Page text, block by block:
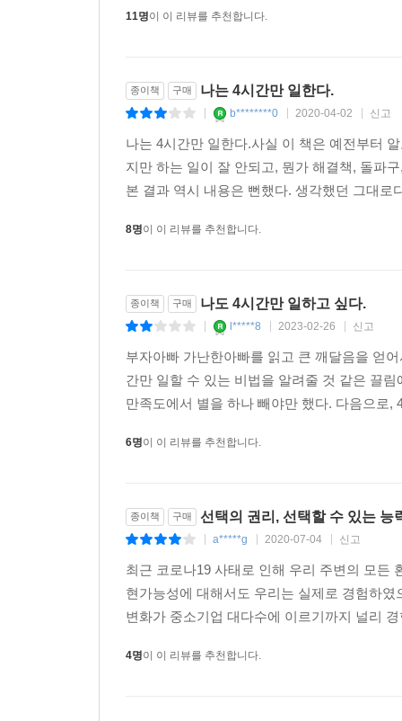
11명이 이 리뷰를 추천합니다.
종이책 구매 나는 4시간만 일한다.
b********0 2020-04-02 신고
나는 4시간만 일한다.사실 이 책은 예전부터
지만 하는 일이 잘 안되고, 뭔가 해결책, 돌파
본 결과 역시 내용은 뻔했다. 생각했던 그대
8명이 이 리뷰를 추천합니다.
종이책 구매 나도 4시간만 일하고 싶다.
l*****8 2023-02-26 신고
부자아빠 가난한아빠를 읽고 큰 깨달음을 얻
간만 일할 수 있는 비법을 알려줄 것 같은 끌
만족도에서 별을 하나 빼야만 했다. 다음으로
6명이 이 리뷰를 추천합니다.
종이책 구매 선택의 권리, 선택할 수 있는 능
a*****g 2020-07-04 신고
최근 코로나19 사태로 인해 우리 주변의 모든
현가능성에 대해서도 우리는 실제로 경험하
변화가 중소기업 대다수에 이르기까지 널리
4명이 이 리뷰를 추천합니다.